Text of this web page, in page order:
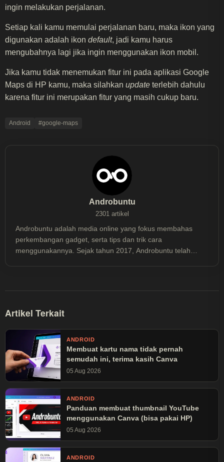
ingin melakukan perjalanan.
Setiap kali kamu memulai perjalanan baru, maka ikon yang
digunakan adalah ikon default, jadi kamu harus
mengubahnya lagi jika ingin menggunakan ikon mobil.
Jika kamu tidak menemukan fitur ini pada aplikasi Google
Maps di HP kamu, maka silahkan update terlebih dahulu
karena fitur ini merupakan fitur yang masih cukup baru.
Android #google-maps
Androbuntu
2301 artikel
Androbuntu adalah media online yang fokus membahas
perkembangan gadget, serta tips dan trik cara
menggunakannya. Sejak tahun 2017, Androbuntu telah
Artikel Terkait
ANDROID
Membuat kartu nama tidak pernah
semudah ini, terima kasih Canva
05 Aug 2026
ANDROID
Panduan membuat thumbnail YouTube
menggunakan Canva (bisa pakai HP)
05 Aug 2026
ANDROID